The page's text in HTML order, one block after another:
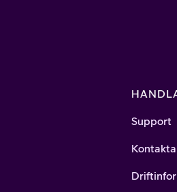
Support